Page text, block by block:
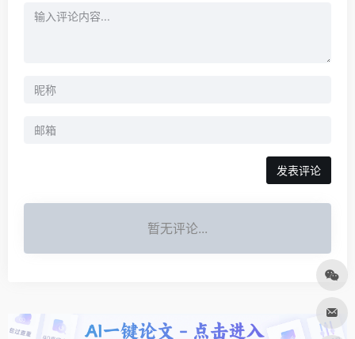
发表评论
暂无评论...